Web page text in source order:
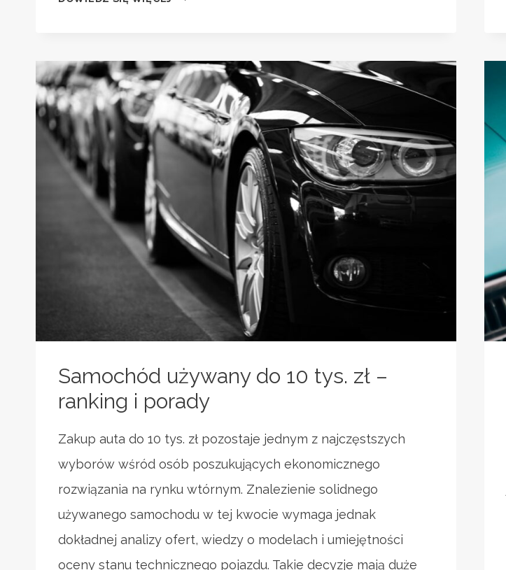
PORÓWNANIE
KOSZTÓW
OPŁACALNOŚCI
Samochód używany do 10 tys. zł –
ranking i porady
Zakup auta do 10 tys. zł pozostaje jednym z najczęstszych
wyborów wśród osób poszukujących ekonomicznego
rozwiązania na rynku wtórnym. Znalezienie solidnego
używanego samochodu w tej kwocie wymaga jednak
dokładnej analizy ofert, wiedzy o modelach i umiejętności
oceny stanu technicznego pojazdu. Takie decyzje mają duże